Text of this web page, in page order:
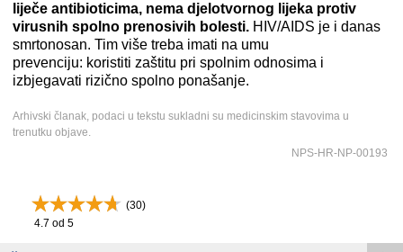
liječe antibioticima, nema djelotvornog lijeka protiv
virusnih spolno prenosivih bolesti. HIV/AIDS je i danas
smrtonosan. Tim više treba imati na umu
prevenciju: koristiti zaštitu pri spolnim odnosima i
izbjegavati rizično spolno ponašanje.
Arhivski članak, podaci u tekstu sukladni su medicinskim stavovima u
trenutku objave.
NPS-HR-NP-00193
(30)
4.7 od 5